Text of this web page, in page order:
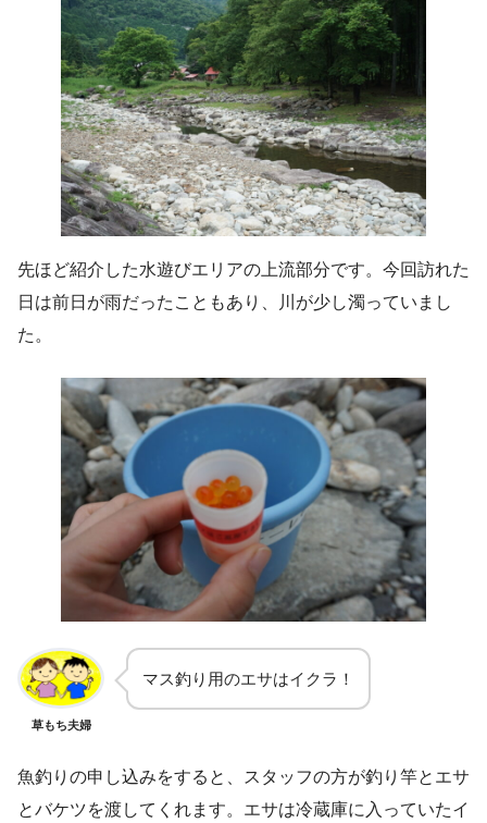
先ほど紹介した水遊びエリアの上流部分です。今回訪れた
日は前日が雨だったこともあり、川が少し濁っていまし
た。
草もち夫婦
マス釣り用のエサはイクラ！
魚釣りの申し込みをすると、スタッフの方が釣り竿とエサ
とバケツを渡してくれます。エサは冷蔵庫に入っていたイ